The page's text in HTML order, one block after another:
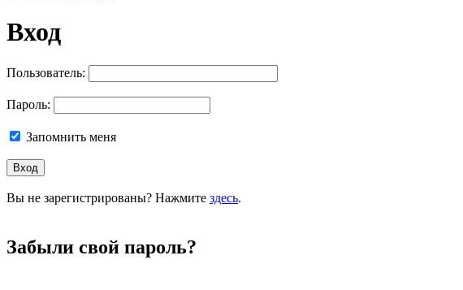
Вход
Пользователь:
Пароль:
Запомнить меня
Вы не зарегистрированы? Нажмите здесь.
Забыли свой пароль?